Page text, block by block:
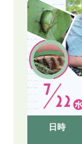
日時